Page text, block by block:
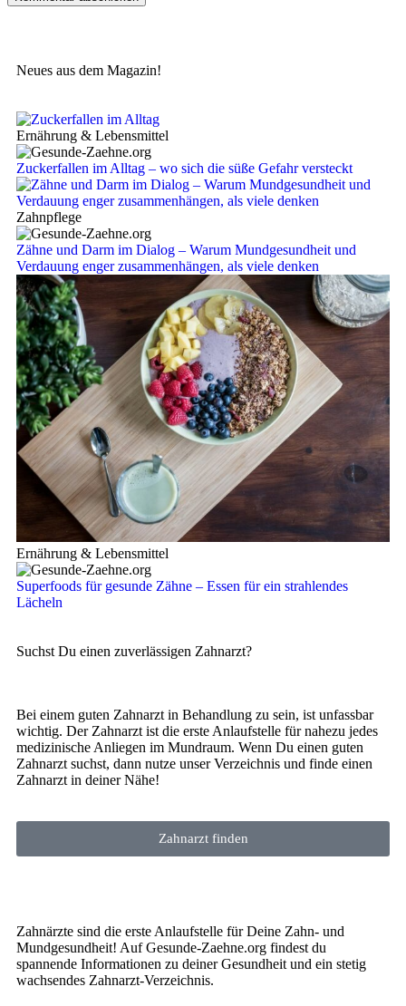
Neues aus dem Magazin!
Ernährung & Lebensmittel
Zuckerfallen im Alltag – wo sich die süße Gefahr versteckt
Zahnpflege
Zähne und Darm im Dialog – Warum Mundgesundheit und
Verdauung enger zusammenhängen, als viele denken
Ernährung & Lebensmittel
Superfoods für gesunde Zähne – Essen für ein strahlendes
Lächeln
Suchst Du einen zuverlässigen Zahnarzt?
Bei einem guten Zahnarzt in Behandlung zu sein, ist unfassbar
wichtig. Der Zahnarzt ist die erste Anlaufstelle für nahezu jedes
medizinische Anliegen im Mundraum. Wenn Du einen guten
Zahnarzt suchst, dann nutze unser Verzeichnis und finde einen
Zahnarzt in deiner Nähe!
Zahnarzt finden
Zahnärzte sind die erste Anlaufstelle für Deine Zahn- und
Mundgesundheit! Auf Gesunde-Zaehne.org findest du
spannende Informationen zu deiner Gesundheit und ein stetig
wachsendes Zahnarzt-Verzeichnis.